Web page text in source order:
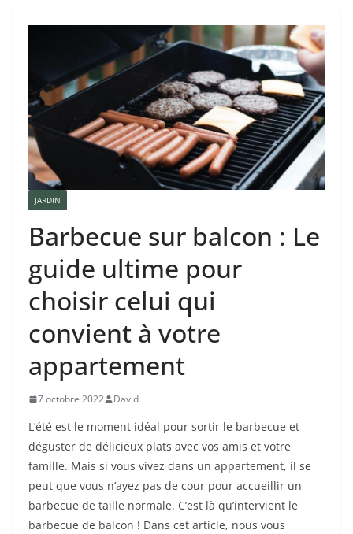
JARDIN
Barbecue sur balcon : Le
guide ultime pour
choisir celui qui
convient à votre
appartement
7 octobre 2022 David
L’été est le moment idéal pour sortir le barbecue et
déguster de délicieux plats avec vos amis et votre
famille. Mais si vous vivez dans un appartement, il se
peut que vous n’ayez pas de cour pour accueillir un
barbecue de taille normale. C’est là qu’intervient le
barbecue de balcon ! Dans cet article, nous vous